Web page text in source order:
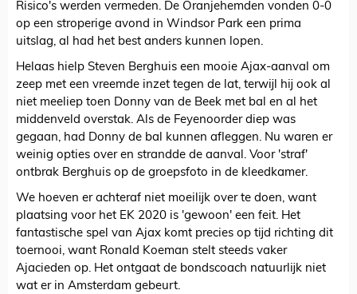
Risico's werden vermeden. De Oranjehemden vonden 0-0
op een stroperige avond in Windsor Park een prima
uitslag, al had het best anders kunnen lopen.
Helaas hielp Steven Berghuis een mooie Ajax-aanval om
zeep met een vreemde inzet tegen de lat, terwijl hij ook al
niet meeliep toen Donny van de Beek met bal en al het
middenveld overstak. Als de Feyenoorder diep was
gegaan, had Donny de bal kunnen afleggen. Nu waren er
weinig opties over en strandde de aanval. Voor 'straf'
ontbrak Berghuis op de groepsfoto in de kleedkamer.
We hoeven er achteraf niet moeilijk over te doen, want
plaatsing voor het EK 2020 is 'gewoon' een feit. Het
fantastische spel van Ajax komt precies op tijd richting dit
toernooi, want Ronald Koeman stelt steeds vaker
Ajacieden op. Het ontgaat de bondscoach natuurlijk niet
wat er in Amsterdam gebeurt.